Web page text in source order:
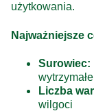
użytkowania.
Najważniejsze
Surowiec:
wytrzymałe
Liczba
wilgoci